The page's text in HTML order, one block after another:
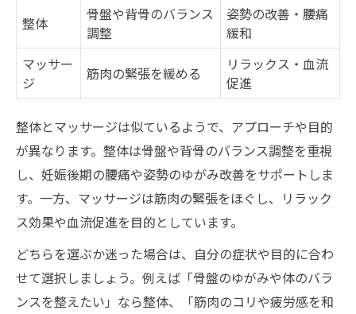
整体
骨盤や背骨のバランス
調整
姿勢の改善・腰痛
緩和
マッサー
ジ
筋肉の緊張を緩める
リラックス・血流
促進
整体とマッサージは似ているようで、アプローチや目的
が異なります。整体は骨盤や背骨のバランス調整を重視
し、妊娠後期の腰痛や姿勢のゆがみ改善をサポートしま
す。一方、マッサージは筋肉の緊張をほぐし、リラック
ス効果や血流促進を目的としています。
どちらを選ぶか迷った場合は、自分の症状や目的に合わ
せて選択しましょう。例えば「骨盤のゆがみや体のバラ
ンスを整えたい」なら整体、「筋肉のコリや疲労感を和